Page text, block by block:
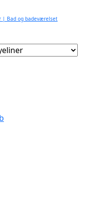
| Bad og badeværelset